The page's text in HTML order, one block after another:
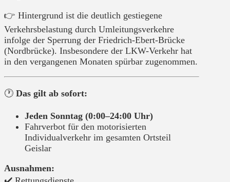
👉 Hintergrund ist die deutlich gestiegene
Verkehrsbelastung durch Umleitungsverkehre
infolge der Sperrung der Friedrich-Ebert-Brücke
(Nordbrücke). Insbesondere der LKW-Verkehr hat
in den vergangenen Monaten spürbar zugenommen.
🕐 Das gilt ab sofort:
Jeden Sonntag (0:00–24:00 Uhr)
Fahrverbot für den motorisierten
Individualverkehr im gesamten Ortsteil
Geislar
Ausnahmen: